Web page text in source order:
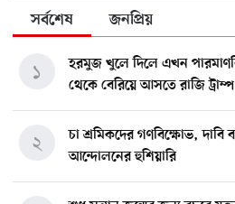
সর্বশেষ জনপ্রিয়
হরমুজ খুলে দিলে এখন
থেকে বেরিয়ে আসতে রাজি ট্রাম্প
১
চা শ্রমিকদের গণবিক্ষোভ, দাবি
আন্দোলনের হুশিয়ারি
২